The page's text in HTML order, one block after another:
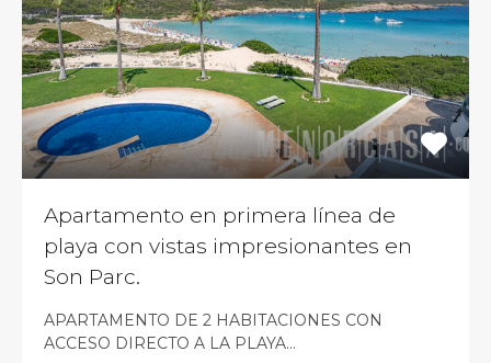
Apartamento en primera línea de
playa con vistas impresionantes en
Son Parc.
APARTAMENTO DE 2 HABITACIONES CON
ACCESO DIRECTO A LA PLAYA…